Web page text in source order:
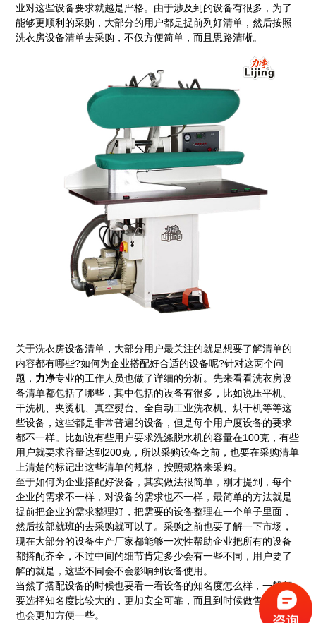
业对这些设备要求就越是严格。由于涉及到的设备有很多，为了
能够更顺利的采购，大部分的用户都是提前列好清单，然后按照
洗衣房设备清单去采购，不仅方便简单，而且思路清晰。
关于洗衣房设备清单，大部分用户最关注的就是想要了解清单的
内容都有哪些?如何为企业搭配好合适的设备呢?针对这两个问
题， 力净专业的工作人员也做了详细的分析。先来看看洗衣房设
备清单都包括了哪些，其中包括的设备有很多，比如说压平机、
干洗机、夹烫机、真空熨台、全自动工业洗衣机 、烘干机等等这
些设备，这些都是非常普遍的设备，但是每个用户度设备的要求
都不一样。比如说有些用户要求洗涤脱水机的容量在100克，有些
用户就要求容量达到200克，所以采购设备之前，也要在采购清单
上清楚的标记出这些清单的规格，按照规格来采购。
至于如何为企业搭配好设备，其实做法很简单，刚才提到，每个
企业的需求不一样，对设备的需求也不一样，最简单的方法就是
提前把企业的需求整理好，把需要的设备整理在一个单子里面，
然后按部就班的去采购就可以了。采购之前也要了解一下市场，
现在大部分的设备生产厂家都能够一次性帮助企业把所有的设备
都搭配齐全，不过中间的细节肯定多少会有一些不同，用户要了
解的就是，这些不同会不会影响到设备使用。
当然了搭配设备的时候也要看一看设备的知名度怎么样，一般都
要选择知名度比较大的，更加安全可靠，而且到时候做售后服务
也会更加方便一些。